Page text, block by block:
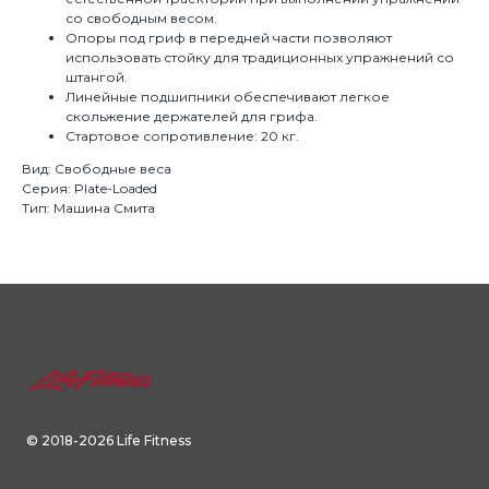
со свободным весом.
Опоры под гриф в передней части позволяют
использовать стойку для традиционных упражнений со
штангой.
Линейные подшипники обеспечивают легкое
скольжение держателей для грифа.
Стартовое сопротивление: 20 кг.
Вид: Свободные веса
Серия: Plate-Loaded
Тип: Машина Смита
© 2018-2026 Life Fitness